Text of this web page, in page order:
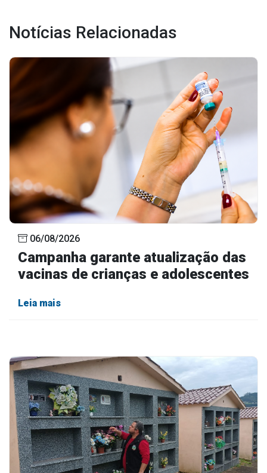
Outros
Downloads
Notícias
Contato
Página Inicial
Notícias Relacionadas
06/08/2026
Campanha garante atualização das
vacinas de crianças e adolescentes
Leia mais